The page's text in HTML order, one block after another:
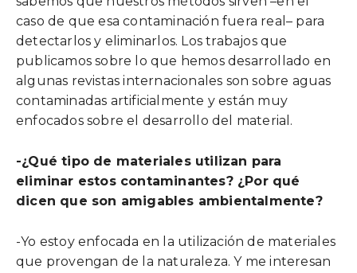
caso de que esa contaminación fuera real– para
detectarlos y eliminarlos. Los trabajos que
publicamos sobre lo que hemos desarrollado en
algunas revistas internacionales son sobre aguas
contaminadas artificialmente y están muy
enfocados sobre el desarrollo del material.
-¿Qué tipo de materiales utilizan para
eliminar estos contaminantes? ¿Por qué
dicen que son amigables ambientalmente?
-Yo estoy enfocada en la utilización de materiales
que provengan de la naturaleza. Y me interesan